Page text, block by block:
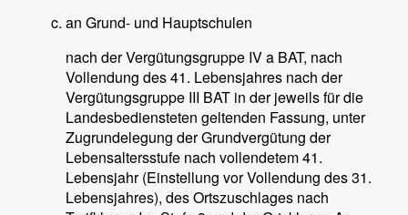
an Grund- und Hauptschulen
nach der Vergütungsgruppe IV a BAT, nach
Vollendung des 41. Lebensjahres nach der
Vergütungsgruppe III BAT in der jeweils für die
Landesbediensteten geltenden Fassung, unter
Zugrundelegung der Grundvergütung der
Lebensaltersstufe nach vollendetem 41.
Lebensjahr (Einstellung vor Vollendung des 31.
Lebensjahres), des Ortszuschlages nach